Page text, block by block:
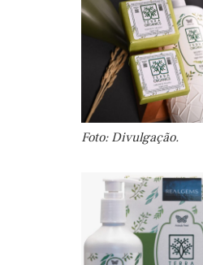
Foto: Divulgação.